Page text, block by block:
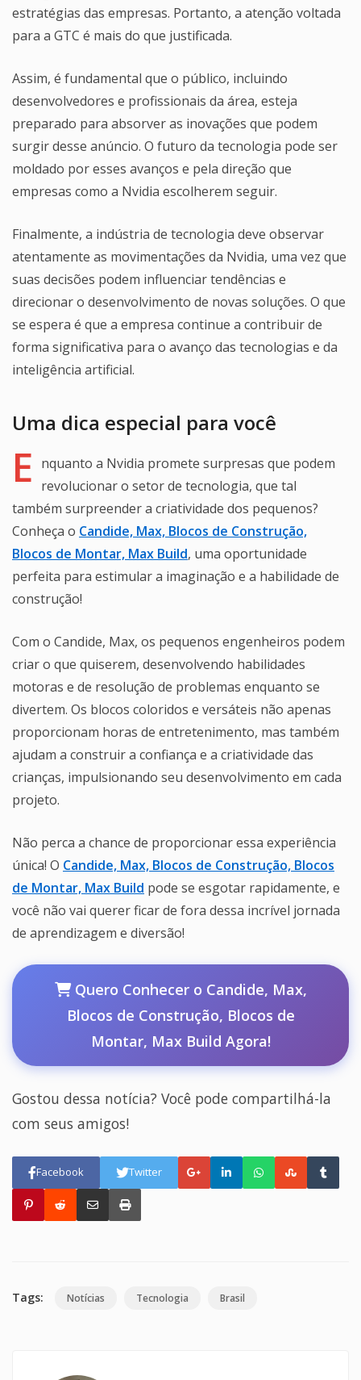
estratégias das empresas. Portanto, a atenção voltada
para a GTC é mais do que justificada.
Assim, é fundamental que o público, incluindo
desenvolvedores e profissionais da área, esteja
preparado para absorver as inovações que podem
surgir desse anúncio. O futuro da tecnologia pode ser
moldado por esses avanços e pela direção que
empresas como a Nvidia escolherem seguir.
Finalmente, a indústria de tecnologia deve observar
atentamente as movimentações da Nvidia, uma vez que
suas decisões podem influenciar tendências e
direcionar o desenvolvimento de novas soluções. O que
se espera é que a empresa continue a contribuir de
forma significativa para o avanço das tecnologias e da
inteligência artificial.
Uma dica especial para você
E nquanto a Nvidia promete surpresas que podem
revolucionar o setor de tecnologia, que tal
também surpreender a criatividade dos pequenos?
Conheça o Candide, Max, Blocos de Construção,
Blocos de Montar, Max Build, uma oportunidade
perfeita para estimular a imaginação e a habilidade de
construção!
Com o Candide, Max, os pequenos engenheiros podem
criar o que quiserem, desenvolvendo habilidades
motoras e de resolução de problemas enquanto se
divertem. Os blocos coloridos e versáteis não apenas
proporcionam horas de entretenimento, mas também
ajudam a construir a confiança e a criatividade das
crianças, impulsionando seu desenvolvimento em cada
projeto.
Não perca a chance de proporcionar essa experiência
única! O Candide, Max, Blocos de Construção, Blocos
de Montar, Max Build pode se esgotar rapidamente, e
você não vai querer ficar de fora dessa incrível jornada
de aprendizagem e diversão!
Quero Conhecer o Candide, Max,
Blocos de Construção, Blocos de
Montar, Max Build Agora!
Gostou dessa notícia? Você pode compartilhá-la
com seus amigos!
Facebook Twitter
Tags: Notícias Tecnologia Brasil